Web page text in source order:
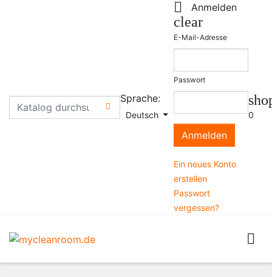

Sprache:
Deutsch
 Anmelden
clear
E-Mail-Adresse
Passwort
Anmelden
Ein neues Konto
erstellen
Passwort
vergessen?
0
